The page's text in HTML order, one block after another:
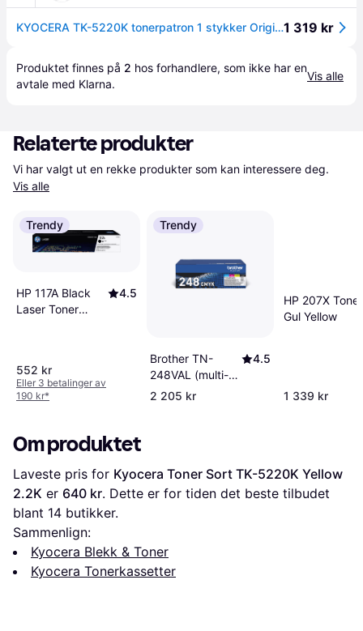
KYOCERA TK-5220K tonerpatron 1 stykker Original Svart1 319 kr
Produktet finnes på 2 hos forhandlere, som ikke har en
avtale med Klarna.
Vis alle
Relaterte produkter
Vis alle
Trendy
HP 117A Black
Laser Toner
4.5
552 kr
Eller 3 betalinger av
190 kr*
Trendy
Brother TN-
248VAL (multi-
colour)
4.5
2 205 kr
HP 207X
Gul Yellow
1 339 kr
Om produktet
Laveste pris for Kyocera Toner Sort TK-5220K Yellow
2.2K er 640 kr. Dette er for tiden det beste tilbudet
blant 14 butikker.
Sammenlign:
Kyocera Blekk & Toner
Kyocera Tonerkassetter